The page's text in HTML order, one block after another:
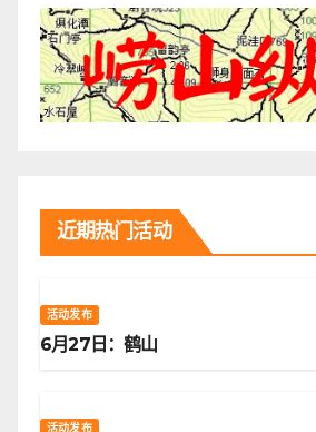
近期热门活动
活动发布
6月27日：鹤山
活动发布